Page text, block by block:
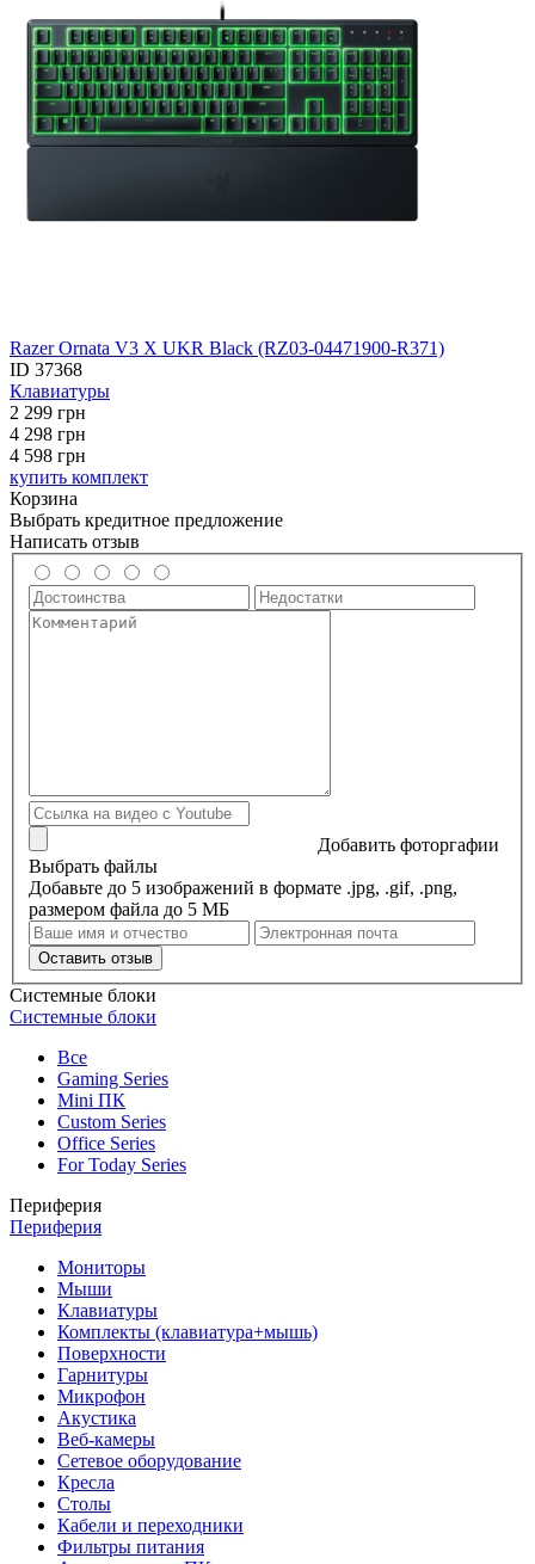
Razer Ornata V3 X UKR Black (RZ03-04471900-R371)
ID 37368
Клавиатуры
2 299 грн
4 298 грн
4 598 грн
купить комплект
Корзина
Выбрать кредитное предложение
Написать отзыв
Добавить фоторгафии
Выбрать файлы
Добавьте до 5 изображений в формате .jpg, .gif, .png,
размером файла до 5 МБ
Оставить отзыв
Системные блоки
Системные блоки
Все
Gaming Series
Mini ПК
Custom Series
Office Series
For Today Series
Периферия
Периферия
Мониторы
Мыши
Клавиатуры
Комплекты (клавиатура+мышь)
Поверхности
Гарнитуры
Микрофон
Акустика
Веб-камеры
Сетевое оборудование
Кресла
Столы
Кабели и переходники
Фильтры питания